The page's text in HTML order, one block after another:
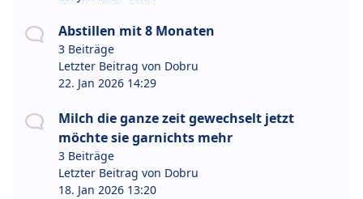
Abstillen mit 8 Monaten
3 Beiträge
Letzter Beitrag von Dobru
22. Jan 2026 14:29
Milch die ganze zeit gewechselt jetzt
möchte sie garnichts mehr
3 Beiträge
Letzter Beitrag von Dobru
18. Jan 2026 13:20